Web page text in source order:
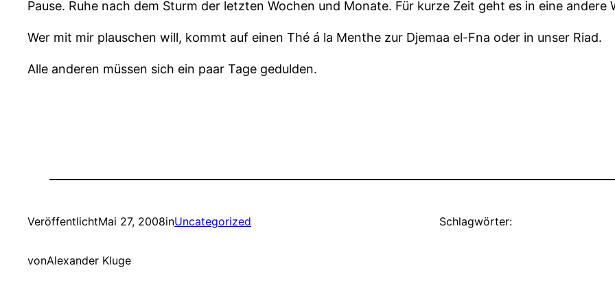
Pause. Ruhe nach dem Sturm der letzten Wochen und Monate. Für kurze Zeit geht es in eine andere
Wer mit mir plauschen will, kommt auf einen Thé á la Menthe zur Djemaa el-Fna oder in unser Riad.
Alle anderen müssen sich ein paar Tage gedulden.
VeröffentlichtMai 27, 2008inUncategorized
vonAlexander Kluge
Schlagwörter: